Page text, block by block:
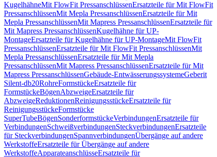
KugelhähneMit FlowFit PressanschlüssenErsatzteile für Mit FlowFit
PressanschlüssenMit Mepla PressanschlüssenErsatzteile für Mit
Mepla PressanschlüssenMit Mapress PressanschlüssenErsatzteile für
Mit Mapress PressanschlüssenKugelhähne für UP-
MontageErsatzteile für Kugelhähne für UP-MontageMit FlowFit
PressanschlüssenErsatzteile für Mit FlowFit PressanschlüssenMit
Mepla PressanschlüssenErsatzteile für Mit Mepla
PressanschlüssenMit Mapress PressanschlüssenErsatzteile für Mit
Mapress PressanschlüssenGebäude-EntwässerungssystemeGeberit
Silent-db20RohreFormstückeErsatzteile für
FormstückeBögenAbzweigeErsatzteile für
AbzweigeReduktionenReinigungsstückeErsatzteile für
ReinigungsstückeFormstücke
SuperTubeBögenSonderformstückeVerbindungenErsatzteile für
VerbindungenSchweißverbindungenSteckverbindungenErsatzteile
für SteckverbindungenSpannverbindungenÜbergänge auf andere
WerkstoffeErsatzteile für Übergänge auf andere
WerkstoffeApparateanschlüsseErsatzteile für